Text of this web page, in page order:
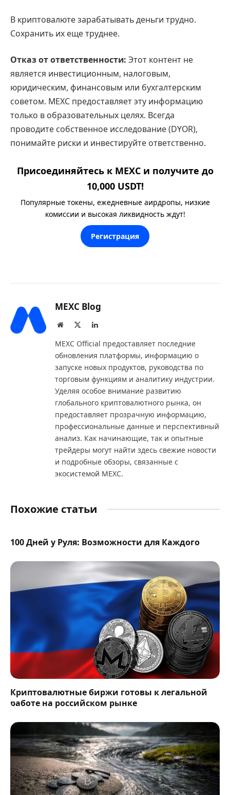
В криптовалюте зарабатывать деньги трудно.
Сохранить их еще труднее.
Отказ от ответственности: Этот контент не
является инвестиционным, налоговым,
юридическим, финансовым или бухгалтерским
советом. MEXC предоставляет эту информацию
только в образовательных целях. Всегда
проводите собственное исследование (DYOR),
понимайте риски и инвестируйте ответственно.
Присоединяйтесь к MEXC и получите до
10,000 USDT!
Популярные токены, ежедневные аирдропы, низкие
комиссии и высокая ликвидность ждут!
Регистрация
MEXC Blog
Website LinkedIn
MEXC Official предоставляет последние
обновления платформы, информацию о
запуске новых продуктов, руководства по
торговым функциям и аналитику индустрии.
Уделяя особое внимание развитию
глобального криптовалютного рынка, он
предоставляет прозрачную информацию,
профессиональные данные и перспективный
анализ. Как начинающие, так и опытные
трейдеры могут найти здесь свежие новости
и подробные обзоры, связанные с
экосистемой MEXC.
Похожие статьи
100 Дней у Руля: Возможности для Каждого
Криптовалютные биржи готовы к легальной
работе на российском рынке